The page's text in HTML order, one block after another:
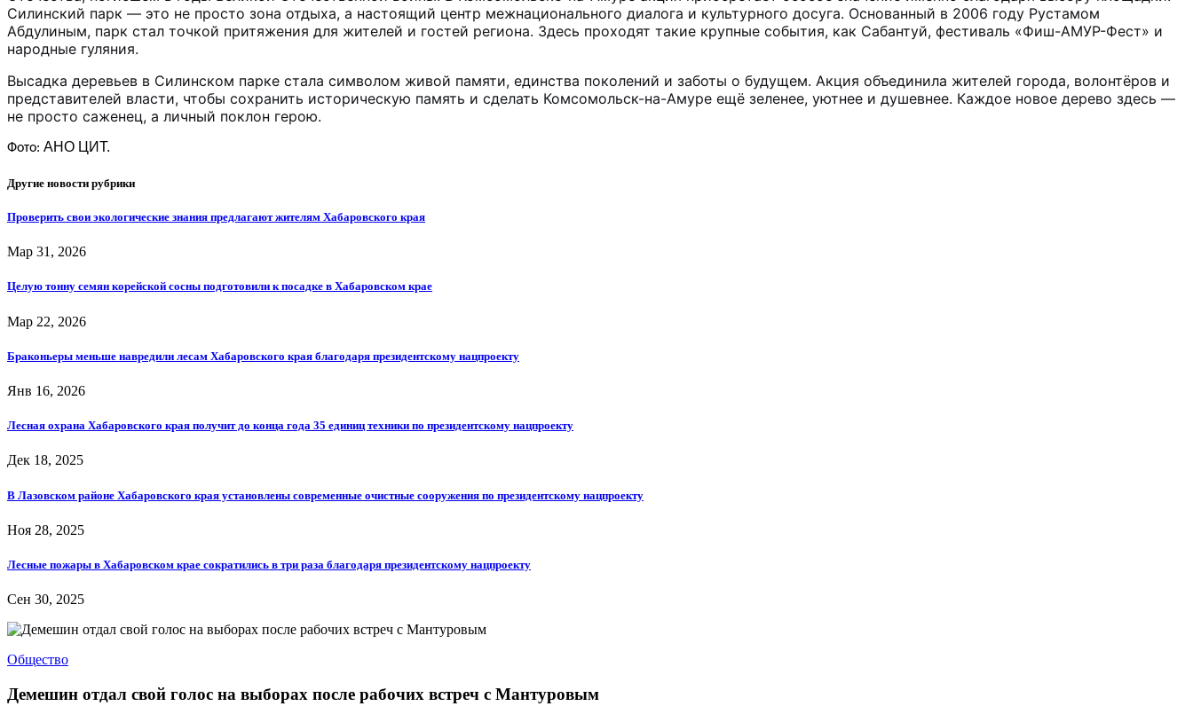
Силинский парк — это не просто зона отдыха, а настоящий центр межнационального диалога и культурного досуга. Основанный в 2006 году Рустамом
Абдулиным, парк стал точкой притяжения для жителей и гостей региона. Здесь проходят такие крупные события, как Сабантуй, фестиваль «Фиш-АМУР-Фест» и
народные гуляния.
Высадка деревьев в Силинском парке стала символом живой памяти, единства поколений и заботы о будущем. Акция объединила жителей города, волонтёров и
представителей власти, чтобы сохранить историческую память и сделать Комсомольск-на-Амуре ещё зеленее, уютнее и душевнее. Каждое новое дерево здесь —
не просто саженец, а личный поклон герою.
Фото: АНО ЦИТ.
Другие новости рубрики
Проверить свои экологические знания предлагают жителям Хабаровского края
Мар 31, 2026
Целую тонну семян корейской сосны подготовили к посадке в Хабаровском крае
Мар 22, 2026
Браконьеры меньше навредили лесам Хабаровского края благодаря президентскому нацпроекту
Янв 16, 2026
Лесная охрана Хабаровского края получит до конца года 35 единиц техники по президентскому нацпроекту
Дек 18, 2025
В Лазовском районе Хабаровского края установлены современные очистные сооружения по президентскому нацпроекту
Ноя 28, 2025
Лесные пожары в Хабаровском крае сократились в три раза благодаря президентскому нацпроекту
Сен 30, 2025
Общество
Демешин отдал свой голос на выборах после рабочих встреч с Мантуровым